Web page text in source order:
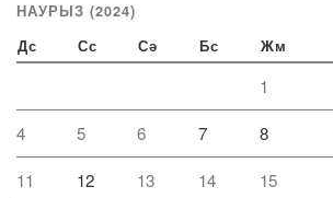
НАУРЫЗ (2024)
Дс Сс Сә Бс Жм
1
4 5 6 7 8
11 12 13 14 15